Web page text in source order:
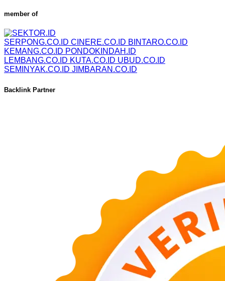
member of
SERPONG.CO.ID CINERE.CO.ID BINTARO.CO.ID
KEMANG.CO.ID PONDOKINDAH.ID
LEMBANG.CO.ID KUTA.CO.ID UBUD.CO.ID
SEMINYAK.CO.ID JIMBARAN.CO.ID
Backlink Partner